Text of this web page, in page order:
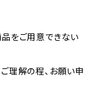
品をご用意できない
理解の程、お願い申